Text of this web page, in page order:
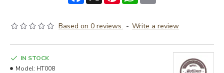
Based on 0 reviews. - Write a review
IN STOCK
Model: HT008